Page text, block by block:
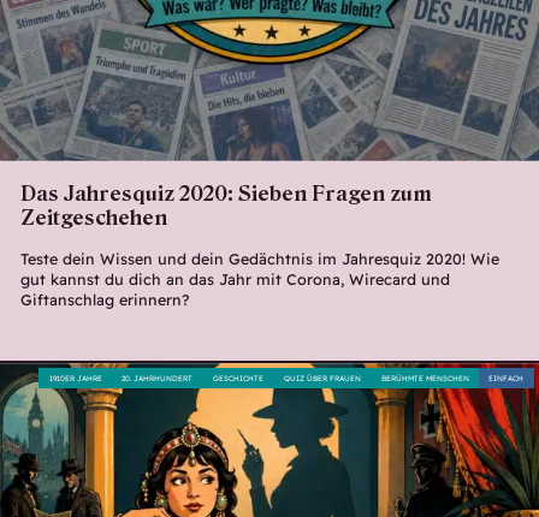
Das Jahresquiz 2020: Sieben Fragen zum
Zeitgeschehen
Teste dein Wissen und dein Gedächtnis im Jahresquiz 2020! Wie
gut kannst du dich an das Jahr mit Corona, Wirecard und
Giftanschlag erinnern?
EINFACH
BERÜHMTE MENSCHEN
QUIZ ÜBER FRAUEN
GESCHICHTE
20. JAHRHUNDERT
1910ER JAHRE